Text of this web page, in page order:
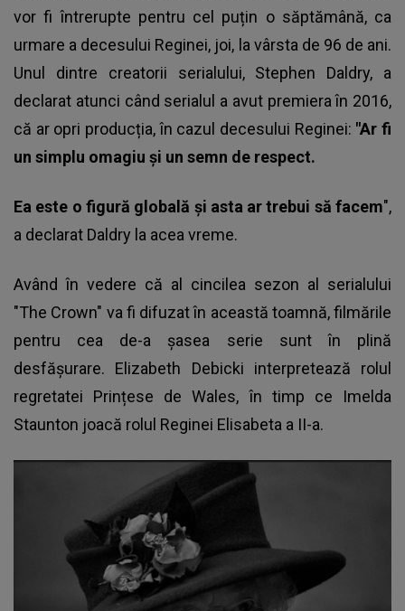
vor fi întrerupte pentru cel puțin o săptămână, ca
urmare a decesului Reginei, joi, la vârsta de 96 de ani.
Unul dintre creatorii serialului, Stephen Daldry, a
declarat atunci când serialul a avut premiera în 2016,
că ar opri producția, în cazul decesului Reginei: "Ar fi
un simplu omagiu și un semn de respect.
Ea este o figură globală și asta ar trebui să facem",
a declarat Daldry la acea vreme.
Având în vedere că al cincilea sezon al serialului
"The Crown" va fi difuzat în această toamnă, filmările
pentru cea de-a șasea serie sunt în plină
desfășurare. Elizabeth Debicki interpretează rolul
regretatei Prințese de Wales, în timp ce Imelda
Staunton joacă rolul Reginei Elisabeta a II-a.